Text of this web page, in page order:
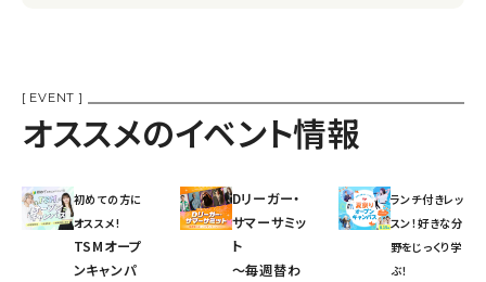
[ EVENT ]
オススメのイベント情報
初めての方に
オススメ!
TSMオープ
ンキャンパ
Dリーガー・
サマーサミッ
ト
〜毎週替わ
ランチ付きレッ
スン！好きな分
野をじっくり学
ぶ！